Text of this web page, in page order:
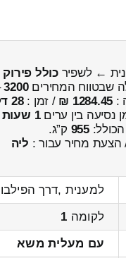
כולל
שבטווח המחירים3200
:
1284.45 ₪ / זמן :28 דקות 51 שניות
נסיעה בין ערים1 שעות , 2 דקות
955 ק”ג.
הצעת מחיר עבור : ליה
למענית ,דרך
לקומה 1
עם מעלית משא